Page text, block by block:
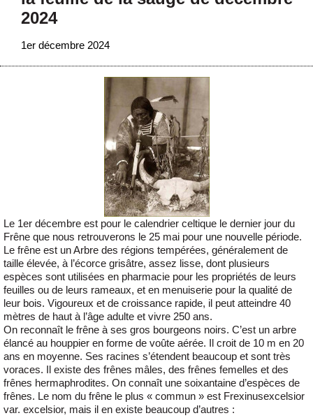
2024
1er décembre 2024
Le 1er décembre est pour le calendrier celtique le dernier jour du
Frêne que nous retrouverons le 25 mai pour une nouvelle période.
Le frêne est un Arbre des régions tempérées, généralement de
taille élevée, à l’écorce grisâtre, assez lisse, dont plusieurs
espèces sont utilisées en pharmacie pour les propriétés de leurs
feuilles ou de leurs rameaux, et en menuiserie pour la qualité de
leur bois. Vigoureux et de croissance rapide, il peut atteindre 40
mètres de haut à l’âge adulte et vivre 250 ans.
On reconnaît le frêne à ses gros bourgeons noirs. C’est un arbre
élancé au houppier en forme de voûte aérée. Il croit de 10 m en 20
ans en moyenne. Ses racines s’étendent beaucoup et sont très
voraces. Il existe des frênes mâles, des frênes femelles et des
frênes hermaphrodites. On connaît une soixantaine d’espèces de
frênes. Le nom du frêne le plus « commun » est Frexinusexcelsior
var. excelsior, mais il en existe beaucoup d’autres :